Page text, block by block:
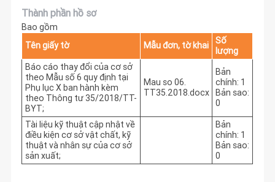
Thành phần hồ sơ
Bao gồm
Tên giấy tờ
Mẫu đơn, tờ khai
Số
lượng
Báo cáo thay đổi của cơ sở
theo Mẫu số 6 quy định tại
Phụ lục X ban hành kèm
theo Thông tư 35/2018/TT-
BYT;
Mau so 06.
TT35.2018.docx
Bản
chính: 1
Bản sao:
0
Tài liệu kỹ thuật cập nhật về
điều kiện cơ sở vật chất, kỹ
thuật và nhân sự của cơ sở
sản xuất;
Bản
chính: 1
Bản sao:
0